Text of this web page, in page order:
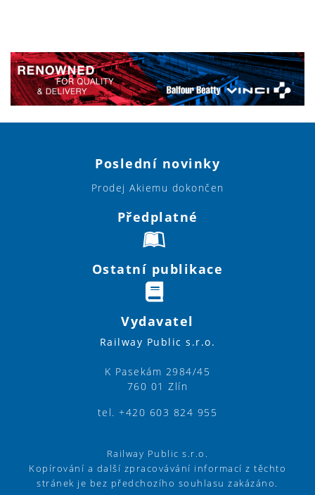
Poslední novinky
Prodej Akiemu dokončen
Předplatné
Ostatní publikace
Vydavatel
Railway Public s.r.o.
K Pasekám 2984/45
760 01 Zlín
tel. +420 603 824 955
Railway Public s.r.o.
Kopírování a další zpracovávání informací z těchto
stránek je bez předchozího souhlasu zakázáno.